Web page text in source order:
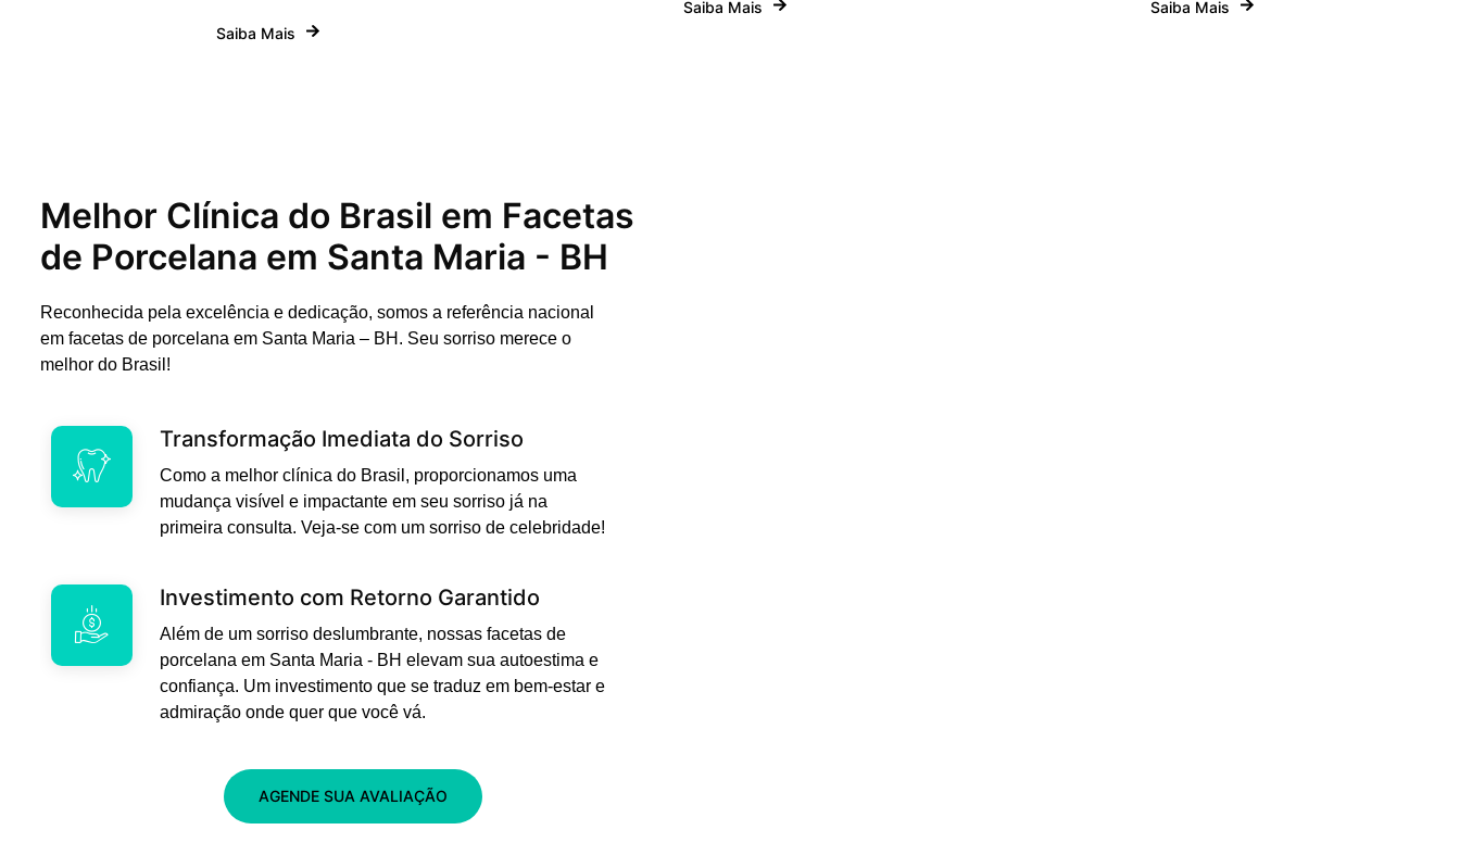
Saiba Mais
Saiba Mais Saiba Mais
Melhor Clínica do Brasil em Facetas
de Porcelana em Santa Maria - BH
Reconhecida pela excelência e dedicação, somos a referência nacional
em facetas de porcelana em Santa Maria – BH. Seu sorriso merece o
melhor do Brasil!
Transformação Imediata do Sorriso
Como a melhor clínica do Brasil, proporcionamos uma
mudança visível e impactante em seu sorriso já na
primeira consulta. Veja-se com um sorriso de celebridade!
Investimento com Retorno Garantido
Além de um sorriso deslumbrante, nossas facetas de
porcelana em Santa Maria - BH elevam sua autoestima e
confiança. Um investimento que se traduz em bem-estar e
admiração onde quer que você vá.
AGENDE SUA AVALIAÇÃO